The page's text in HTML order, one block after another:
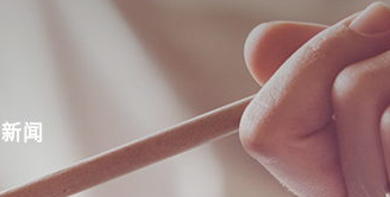
闻